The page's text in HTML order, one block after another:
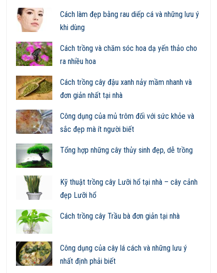
Cách làm đẹp bằng rau diếp cá và những lưu ý
khi dùng
Cách trồng và chăm sóc hoa dạ yến thảo cho
ra nhiều hoa
Cách trồng cây đậu xanh nảy mầm nhanh và
đơn giản nhất tại nhà
Công dụng của mủ trôm đối với sức khỏe và
sắc đẹp mà ít người biết
Tổng hợp những cây thủy sinh đẹp, dễ trồng
Kỹ thuật trồng cây Lưỡi hổ tại nhà – cây cảnh
đẹp Lưỡi hổ
Cách trồng cây Trầu bà đơn giản tại nhà
Công dụng của cây lá cách và những lưu ý
nhất định phải biết